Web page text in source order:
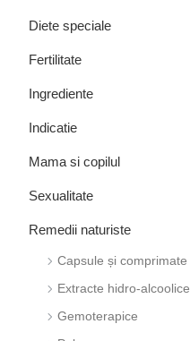
Naturally Pure Products
Nordbo
NutriBalance
NUTRIEST
Organika Canada
Pharma Nord
Plantarom
Diete speciale
Fertilitate
Ingrediente
Indicatie
Mama si copilul
Sexualitate
Remedii naturiste
Capsule și comprimate
Extracte hidro-alcoolice
Gemoterapice